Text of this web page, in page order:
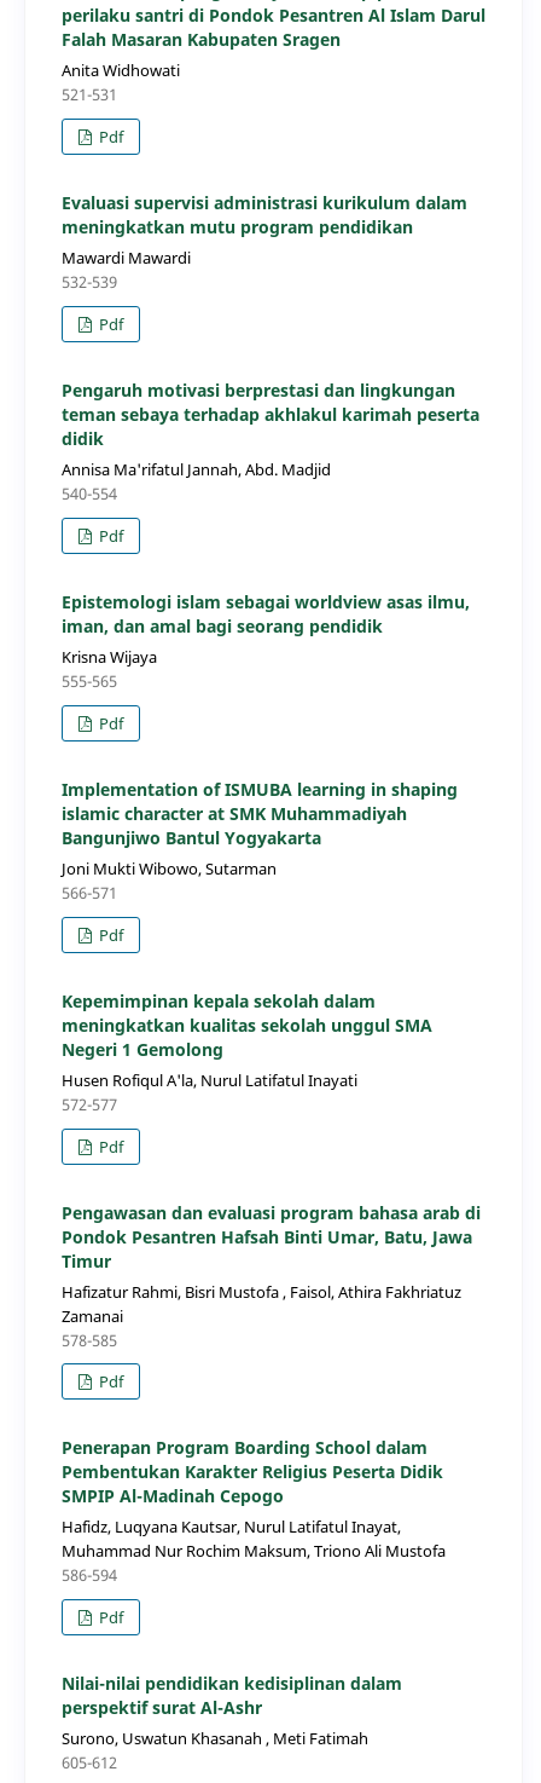
perilaku santri di Pondok Pesantren Al Islam Darul
Falah Masaran Kabupaten Sragen
Anita Widhowati
521-531
Pdf
Evaluasi supervisi administrasi kurikulum dalam
meningkatkan mutu program pendidikan
Mawardi Mawardi
532-539
Pdf
Pengaruh motivasi berprestasi dan lingkungan
teman sebaya terhadap akhlakul karimah peserta
didik
Annisa Ma'rifatul Jannah, Abd. Madjid
540-554
Pdf
Epistemologi islam sebagai worldview asas ilmu,
iman, dan amal bagi seorang pendidik
Krisna Wijaya
555-565
Pdf
Implementation of ISMUBA learning in shaping
islamic character at SMK Muhammadiyah
Bangunjiwo Bantul Yogyakarta
Joni Mukti Wibowo, Sutarman
566-571
Pdf
Kepemimpinan kepala sekolah dalam
meningkatkan kualitas sekolah unggul SMA
Negeri 1 Gemolong
Husen Rofiqul A'la, Nurul Latifatul Inayati
572-577
Pdf
Pengawasan dan evaluasi program bahasa arab di
Pondok Pesantren Hafsah Binti Umar, Batu, Jawa
Timur
Hafizatur Rahmi, Bisri Mustofa , Faisol, Athira Fakhriatuz
Zamanai
578-585
Pdf
Penerapan Program Boarding School dalam
Pembentukan Karakter Religius Peserta Didik
SMPIP Al-Madinah Cepogo
Hafidz, Luqyana Kautsar, Nurul Latifatul Inayat,
Muhammad Nur Rochim Maksum, Triono Ali Mustofa
586-594
Pdf
Nilai-nilai pendidikan kedisiplinan dalam
perspektif surat Al-Ashr
Surono, Uswatun Khasanah , Meti Fatimah
605-612